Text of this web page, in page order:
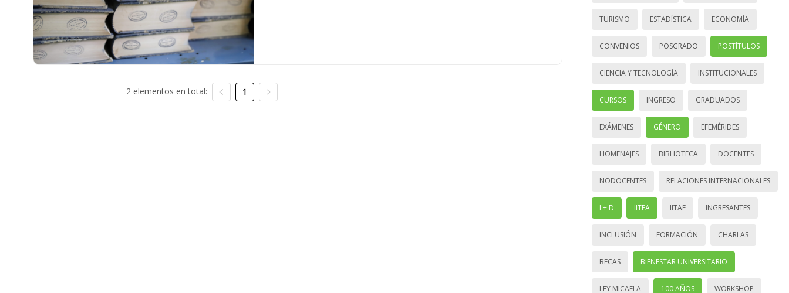
2 elementos en total: 1
TURISMO ESTADÍSTICA ECONOMÍA
CONVENIOS POSGRADO POSTÍTULOS
CIENCIA Y TECNOLOGÍA INSTITUCIONALES
CURSOS INGRESO GRADUADOS
EXÁMENES GÉNERO EFEMÉRIDES
HOMENAJES BIBLIOTECA DOCENTES
NODOCENTES RELACIONES INTERNACIONALES
I + D IITEA IITAE INGRESANTES
INCLUSIÓN FORMACIÓN CHARLAS
BECAS BIENESTAR UNIVERSITARIO
LEY MICAELA 100 AÑOS WORKSHOP